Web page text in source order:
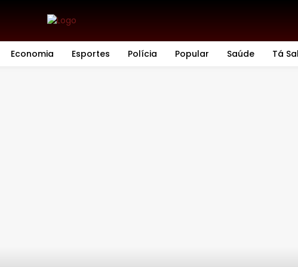
Economia Esportes Polícia Popular Saúde Tá